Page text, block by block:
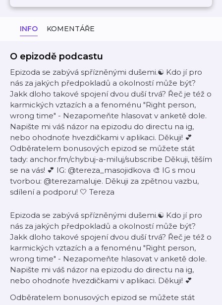
INFO KOMENTÁŘE
O epizodě podcastu
Epizoda se zabývá spřízněnými dušemi.☯️ Kdo jí pro
nás za jakých předpokladů a okolností může být?
Jakk dloho takové spojení dvou duší trvá? Řeč je též o
karmických vztazích a a fenoménu "Right person,
wrong time" - Nezapomeňte hlasovat v anketě dole.
Napište mi váš názor na epizodu do directu na ig,
nebo ohodnoťe hvezdičkami v aplikaci. Děkuji! 💕
Odběratelem bonusových epizod se můžete stát
tady: anchor.fm/chybuj-a-miluj/subscribe Děkuji, těším
se na vás! 💕 IG: @tereza_masojidkova 🎨 IG s mou
tvorbou: @terezamaluje. Děkuji za zpětnou vazbu,
sdílení a podporu! 🤍 Tereza
Epizoda se zabývá spřízněnými dušemi.☯️ Kdo jí pro
nás za jakých předpokladů a okolností může být?
Jakk dloho takové spojení dvou duší trvá? Řeč je též o
karmických vztazích a a fenoménu "Right person,
wrong time" - Nezapomeňte hlasovat v anketě dole.
Napište mi váš názor na epizodu do directu na ig,
nebo ohodnoťe hvezdičkami v aplikaci. Děkuji! 💕
Odběratelem bonusových epizod se můžete stát